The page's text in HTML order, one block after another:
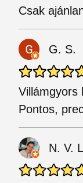
Csak
G. S.
Villámgyors
Pontos,
N. V.